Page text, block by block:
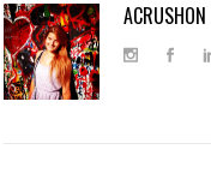
ACRUSHON